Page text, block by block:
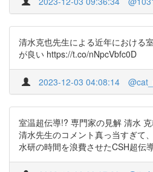
清水克也先生による近年における
が良い https://t.co/nNpcVbfc0D
2023-12-03 04:08:14
室温超伝導!? 専門家の見解 清水
清水先生のコメント真っ当すぎて
水研の時間を浪費させたCSH超伝